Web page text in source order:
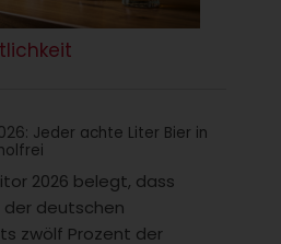
Jeder achte Liter Bier in
2026 belegt, dass
der deutschen
zwölf Prozent der